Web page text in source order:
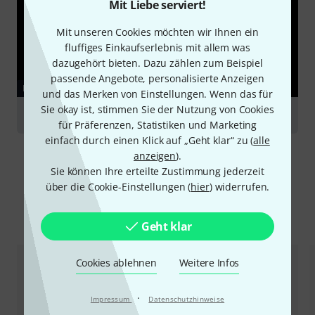
Mit Liebe serviert!
Mit unseren Cookies möchten wir Ihnen ein
fluffiges Einkaufserlebnis mit allem was
dazugehört bieten. Dazu zählen zum Beispiel
passende Angebote, personalisierte Anzeigen
und das Merken von Einstellungen. Wenn das für
Sie okay ist, stimmen Sie der Nutzung von Cookies
für Präferenzen, Statistiken und Marketing
einfach durch einen Klick auf „Geht klar“ zu (alle
anzeigen).
Sie können Ihre erteilte Zustimmung jederzeit
über die Cookie-Einstellungen (hier) widerrufen.
Geht klar
Cookies ablehnen Weitere Infos
Impressum · Datenschutzhinweise
RATGEBER
Klarinetten
Alternativen vergleichen